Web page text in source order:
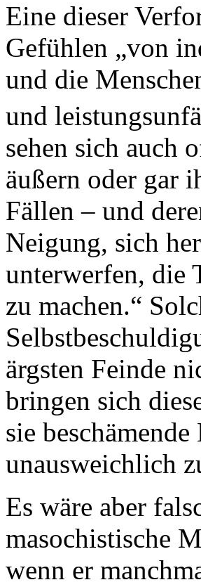
Eine dieser
Gefühlen „von
und die
und
sehen sich auch
äußern oder gar
Fällen – und
Neigung, sich
unterwerfen, die
zu machen.“
ärgsten Feinde
bringen sich
sie
unausweichlich
Es wäre aber
masochistische
wenn er